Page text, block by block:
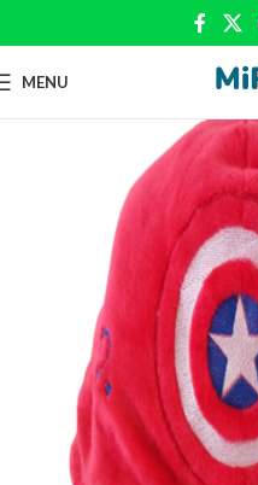
MENU